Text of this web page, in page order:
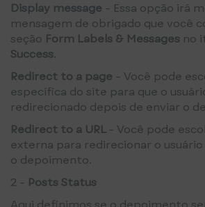
Display message - Essa opção irá
mensagem de obrigado que você
seção Form Labels & Messages no
Success.
Redirect to a page - Você pode
específica do site para que o
redirecionado depois de enviar o
Redirect to a URL- Você pode
externa para redirecionar o
o depoimento.
2 - Posts Status